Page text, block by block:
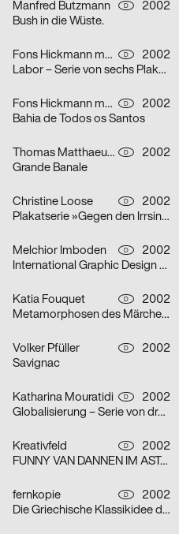
Manfred Butzmann D
2002
Bush in die Wüste.
Fons Hickmann m23 D
2002
Labor – Serie von sechs Plakaten
Fons Hickmann m23 D
2002
Bahia de Todos os Santos
Thomas Matthaeus Müller D
2002
Grande Banale
Christine Loose D
2002
Plakatserie »Gegen den Irrsinn«
Melchior Imboden D
2002
International Graphic Design Education Forum Beijin, China 2002 – Serie von zwei Plakaten
Katia Fouquet D
2002
Metamorphosen des Märchens
Volker Pfüller D
2002
Savignac
Katharina Mouratidi D
2002
Globalisierung – Serie von drei Plakaten
Kreativfeld D
2002
FUNNY VAN DANNEN IM ASTA – KELLER
fernkopie D
2002
Die Griechische Klassikidee der Wirklichkeit – Serie von zwei Plakaten